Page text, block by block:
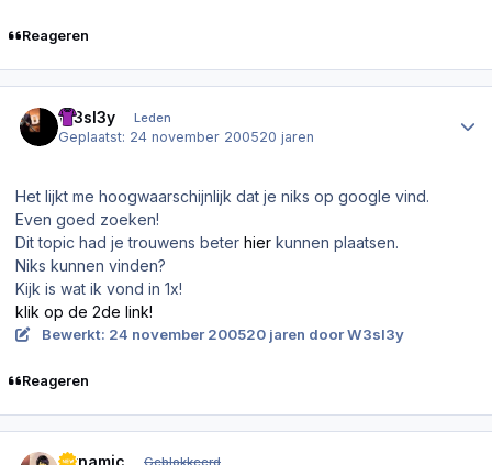
Reageren
W3sl3y Leden
Geplaatst: 24 november 200520 jaren
Het lijkt me hoogwaarschijnlijk dat je niks op google vind.
Even goed zoeken!
Dit topic had je trouwens beter hier kunnen plaatsen.
Niks kunnen vinden?
Kijk is wat ik vond in 1x!
klik op de 2de link!
Bewerkt: 24 november 200520 jaren door W3sl3y
Reageren